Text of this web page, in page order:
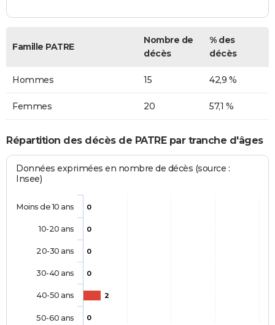
Famille PATRE
Nombre de
décès
% des
décès
Hommes 15 42,9 %
Femmes 20 57,1 %
Répartition des décès de PATRE par tranche d'âges
Données exprimées en nombre de décès (source :
Insee)
0
0
0
0
2
0
Moins de 10 ans
10-20 ans
20-30 ans
30-40 ans
40-50 ans
50-60 ans